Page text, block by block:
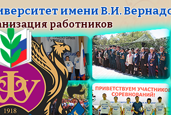
имени В.И.
работников